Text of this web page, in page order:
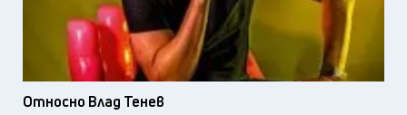
Относно Влад Тенев